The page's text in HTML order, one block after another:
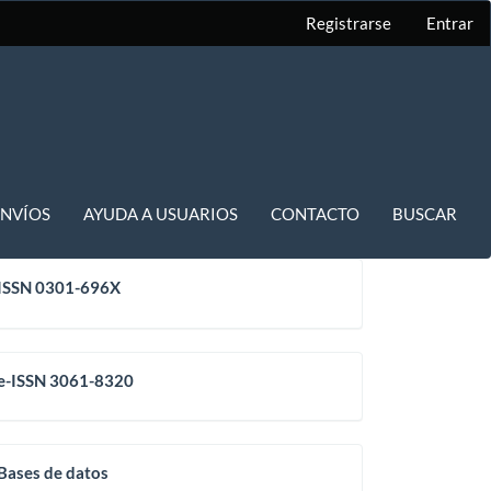
Registrarse Entrar
AYUDA A USUARIOS CONTACTO BUSCAR
0301-696X
ISSN 3061-8320
de datos